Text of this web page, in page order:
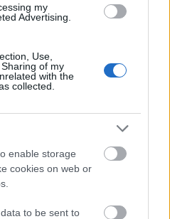
my
Advertising.
Use,
of my
with the
collected.
enable storage
cookies on web or
to be sent to
összeállítja a világszerte
toplistáját, melyből
milyen kártevők
felhasználók
a következő
számban.